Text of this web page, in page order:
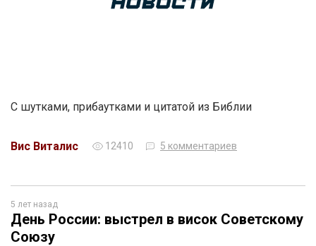
С шутками, прибаутками и цитатой из Библии
Вис Виталис 12410 5 комментариев
5 лет назад
День России: выстрел в висок Советскому
Союзу